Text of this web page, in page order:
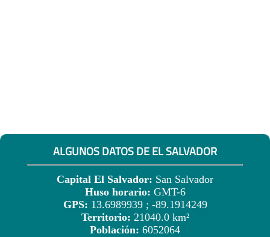
ALGUNOS DATOS DE EL SALVADOR
Capital El Salvador: San Salvador
Huso horario: GMT-6
GPS: 13.6989939 ; -89.1914249
Territorio: 21040.0 km²
Población: 6052064